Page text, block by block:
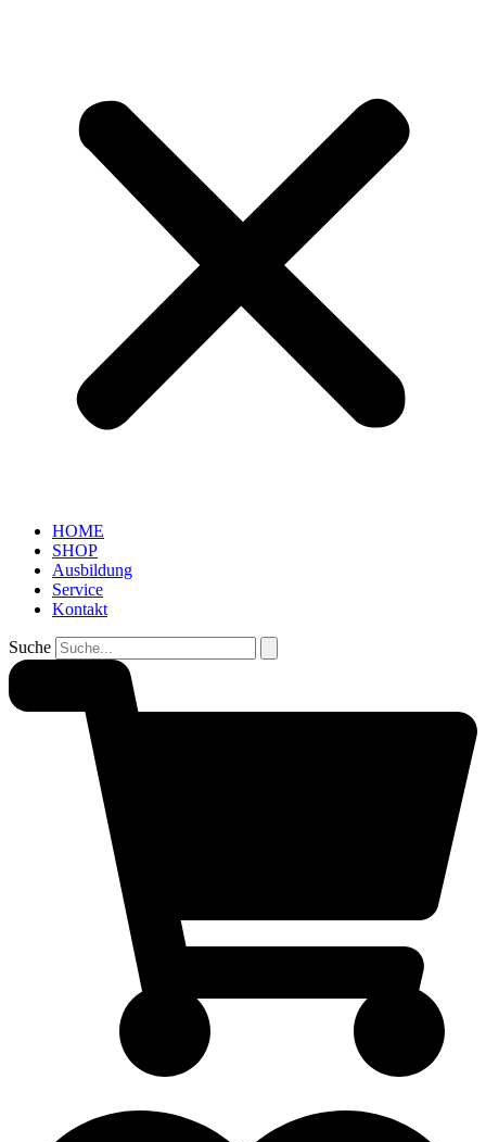
HOME
SHOP
Ausbildung
Service
Kontakt
Suche